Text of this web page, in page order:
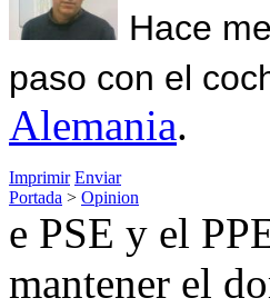
Hace
paso con el
Alemania.
Imprimir Enviar
Portada > Opinion
e PSE y el
mantener el